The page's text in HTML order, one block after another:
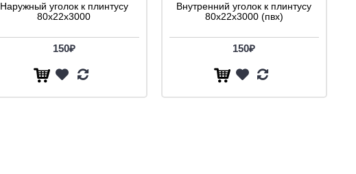
Наружный уголок к плинтусу
80x22x3000
150₽
Внутренний уголок к плинтусу
80x22x3000 (пвх)
150₽